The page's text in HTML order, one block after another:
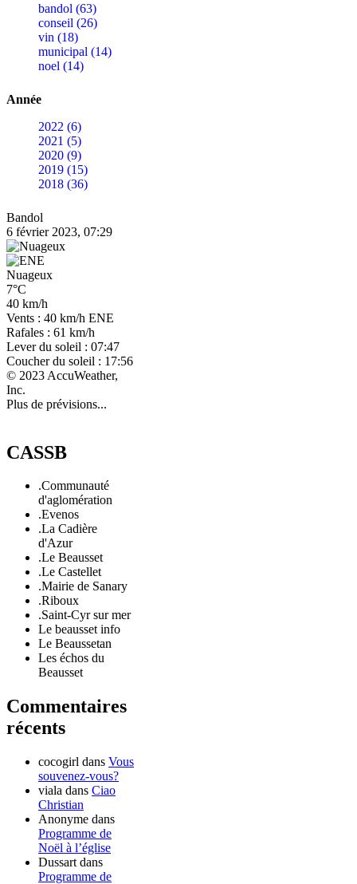
bandol (63)
conseil (26)
vin (18)
municipal (14)
noel (14)
Année
2022 (6)
2021 (5)
2020 (9)
2019 (15)
2018 (36)
Bandol
6 février 2023, 07:29
Nuageux
7°C
40 km/h
Vents : 40 km/h ENE
Rafales : 61 km/h
Lever du soleil : 07:47
Coucher du soleil : 17:56
© 2023 AccuWeather,
Inc.
Plus de prévisions...
CASSB
.Communauté
d'aglomération
.Evenos
.La Cadière
d'Azur
.Le Beausset
.Le Castellet
.Mairie de Sanary
.Riboux
.Saint-Cyr sur mer
Le beausset info
Le Beaussetan
Les échos du
Beausset
Commentaires
récents
cocogirl dans Vous
souvenez-vous?
viala dans Ciao
Christian
Anonyme dans
Programme de
Noël à l’église
Dussart dans
Programme de